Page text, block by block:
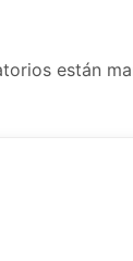
están